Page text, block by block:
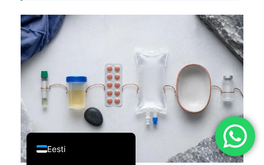
Eesti
Deutsch
العربية
Français
עִבְרִית
Italiano
Español